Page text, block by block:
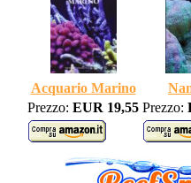
Acquario Marino
Prezzo: EUR 19,55 Prezzo: